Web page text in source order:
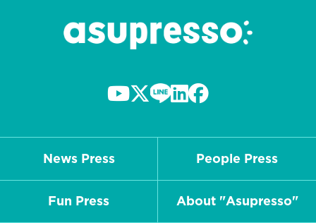
News Press People Press
Fun Press About "Asupresso"